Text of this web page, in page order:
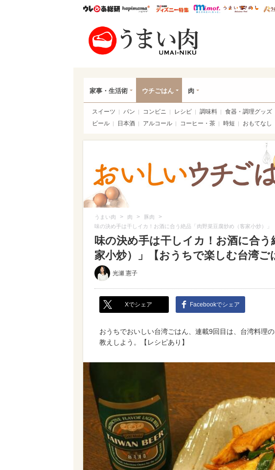
ウレぴあ総研ハピママ* ウレぴあ総研 ディズニ
mimot. う
家事・生活術 ウチごはん 肉
スイーツ パン コンビニ レシピ 調味料 食器・調理グッズ
ビール
日本酒 アルコール コーヒー・茶 時短 おもてなし
うまい肉 > 肉 > 豚肉 >
味の決め手は干しイカ！お酒に合う絶品「肉野菜豆腐炒め（客家小炒）」
味の決め手は干しイカ！お酒に合
家小炒）」【おうちで楽しむ台湾ご
光瀬 憲子
Xでシェア Facebookでシェア
おうちでおいしい台湾ごはん、連載9回目は、台湾料理
教えしよう。【レシピあり】